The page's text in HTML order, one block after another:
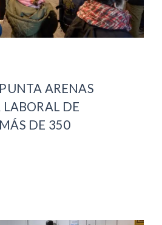
ARENAS
DE
DE 350